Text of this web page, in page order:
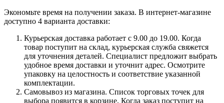
Экономьте время на получении заказа. В интернет-магазине
доступно 4 варианта доставки:
Курьерская доставка работает с 9.00 до 19.00. Когда
товар поступит на склад, курьерская служба свяжется
для уточнения деталей. Специалист предложит выбрать
удобное время доставки и уточнит адрес. Осмотрите
упаковку на целостность и соответствие указанной
комплектации.
Самовывоз из магазина. Список торговых точек для
выбора появится в корзине. Когда заказ поступит на